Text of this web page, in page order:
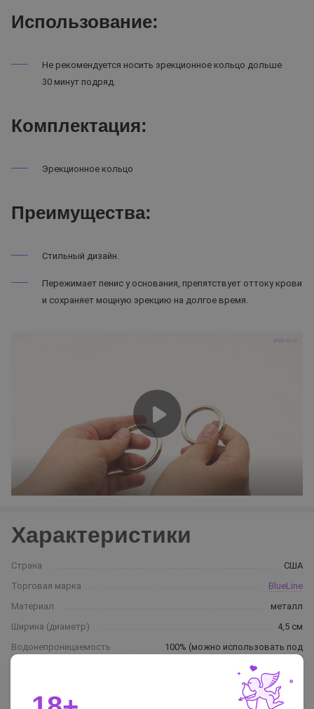
Использование:
Не рекомендуется носить эрекционное кольцо дольше
30 минут подряд.
Комплектация:
Эрекционное кольцо
Преимущества:
Стильный дизайн.
Пережимает пенис у основания, препятствует оттоку крови
и сохраняет мощную эрекцию на долгое время.
Характеристики
Страна
США
Торговая марка
BlueLine
Материал
металл
Ширина (диаметр)
4,5 см
Водонепроницаемость
100% (можно использовать под
серебряный / серый